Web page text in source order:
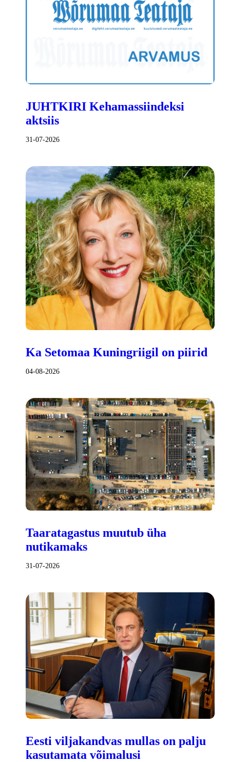
JUHTKIRI Kehamassiindeksi
aktsiis
31-07-2026
Ka Setomaa Kuningriigil on piirid
04-08-2026
Taaratagastus muutub üha
nutikamaks
31-07-2026
Eesti viljakandvas mullas on palju
kasutamata võimalusi